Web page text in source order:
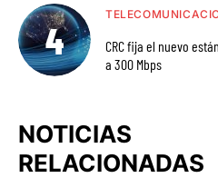
CRC fija el nuevo
a 300 Mbps
NOTICIAS
RELACIONADAS